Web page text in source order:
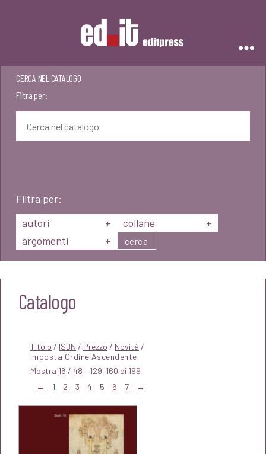
CERCA NEL CATALOGO
Filtra per:
Filtra per:
autori
+ collane
+
argomenti
+ cerca
Catalogo
Titolo / ISBN / Prezzo / Novità /
Mostra 16 / 48 – 129–160 di 199
←
1 2 3 4 5 6 7 →